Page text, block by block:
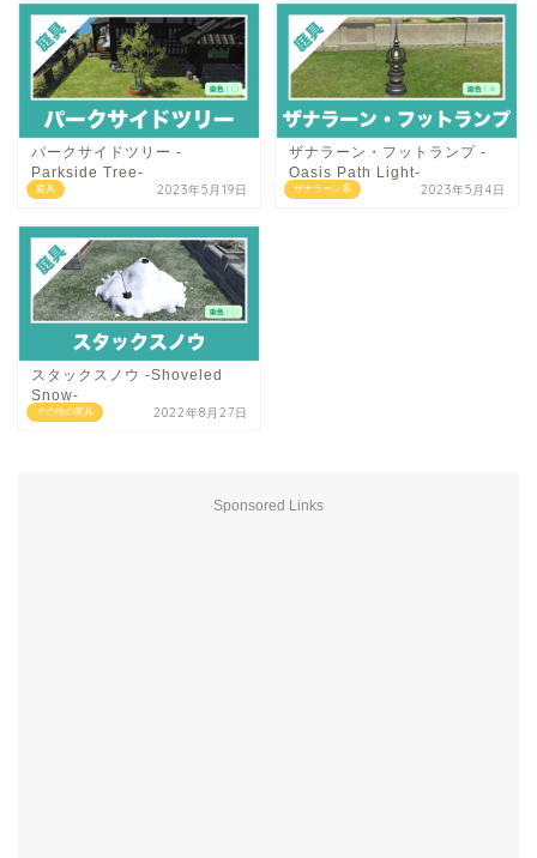
庭具
パークサイドツリー -
Parkside Tree-
2023年5月19日 ザナラーン系
ザナラーン・フットランプ -
Oasis Path Light-
2023年5月4日
その他の家具
スタックスノウ -Shoveled
Snow-
2022年8月27日
Sponsored Links